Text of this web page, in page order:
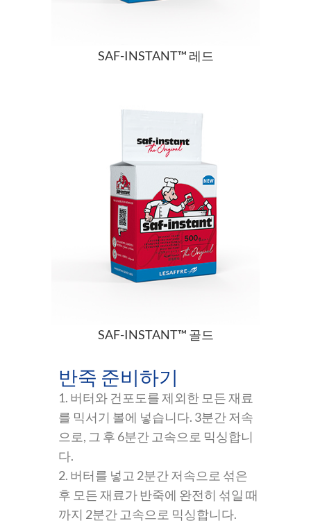
SAF-INSTANT™ 레드
SAF-INSTANT™ 골드
반죽 준비하기
1. 버터와 건포도를 제외한 모든 재료
를 믹서기 볼에 넣습니다. 3분간 저속
으로, 그 후 6분간 고속으로 믹싱합니
다.
2. 버터를 넣고 2분간 저속으로 섞은
후 모든 재료가 반죽에 완전히 섞일 때
까지 2분간 고속으로 믹싱합니다.